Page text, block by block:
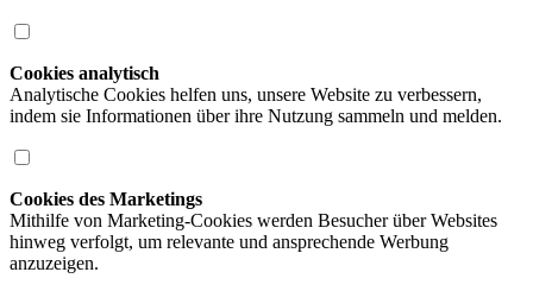
Cookies analytisch
Analytische Cookies helfen uns, unsere Website zu verbessern,
indem sie Informationen über ihre Nutzung sammeln und melden.
Cookies des Marketings
Mithilfe von Marketing-Cookies werden Besucher über Websites
hinweg verfolgt, um relevante und ansprechende Werbung
anzuzeigen.